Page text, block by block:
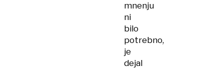
mnenju
ni
bilo
potrebno,
je
dejal